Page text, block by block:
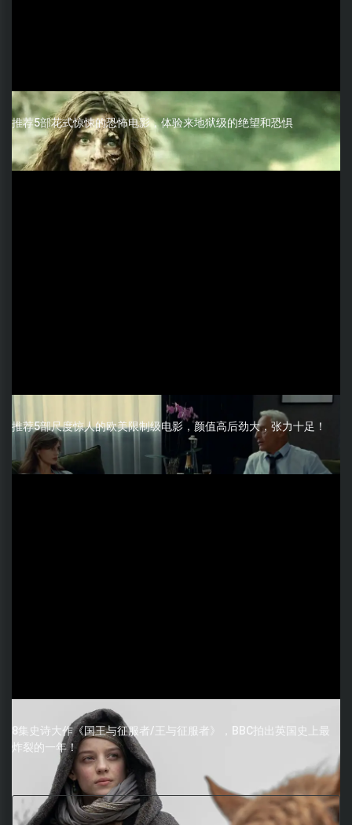
推荐5部花式惊悚的恐怖电影，体验来地狱级的绝望和恐惧
推荐5部尺度惊人的欧美限制级电影，颜值高后劲大，张力十足！
8集史诗大作《国王与征服者/王与征服者》，BBC拍出英国史上最
炸裂的一年！